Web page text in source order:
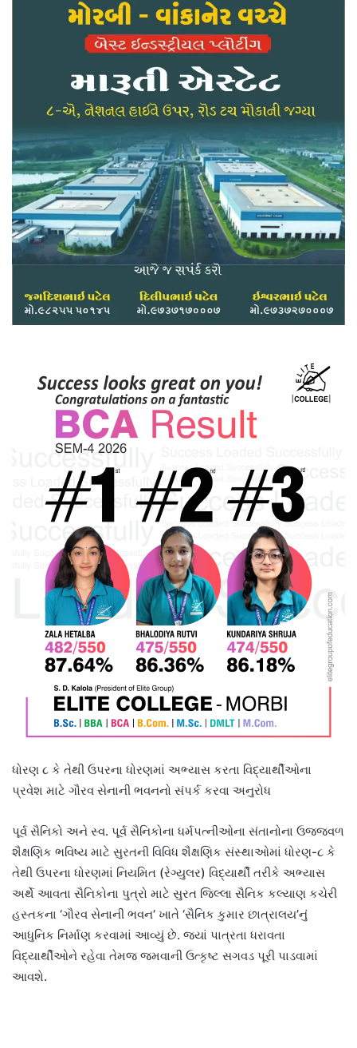
ધોરણ ૮ કે તેથી ઉપરના ધોરણમાં અભ્યાસ કરતા વિદ્યાર્થીઓના
પ્રવેશ માટે ગૌરવ સેનાની ભવનનો સંપર્ક કરવા અનુરોધ
પૂર્વ સૈનિકો અને સ્વ. પૂર્વ સૈનિકોના ધર્મપત્નીઓના સંતાનોના ઉજ્જવળ
શૈક્ષણિક ભવિષ્ય માટે સુરતની વિવિધ શૈક્ષણિક સંસ્થાઓમાં ધોરણ-૮ કે
તેથી ઉપરના ધોરણમાં નિયમિત (રેગ્યુલર) વિદ્યાર્થી તરીકે અભ્યાસ
અર્થે આવતા સૈનિકોના પુત્રો માટે સુરત જિલ્લા સૈનિક કલ્યાણ કચેરી
હસ્તકના ‘ગૌરવ સેનાની ભવન’ ખાતે ‘સૈનિક કુમાર છાત્રાલય’નું
આધુનિક નિર્માણ કરવામાં આવ્યું છે. જ્યાં પાત્રતા ધરાવતા
વિદ્યાર્થીઓને રહેવા તેમજ જમવાની ઉત્કૃષ્ટ સગવડ પૂરી પાડવામાં
આવશે.